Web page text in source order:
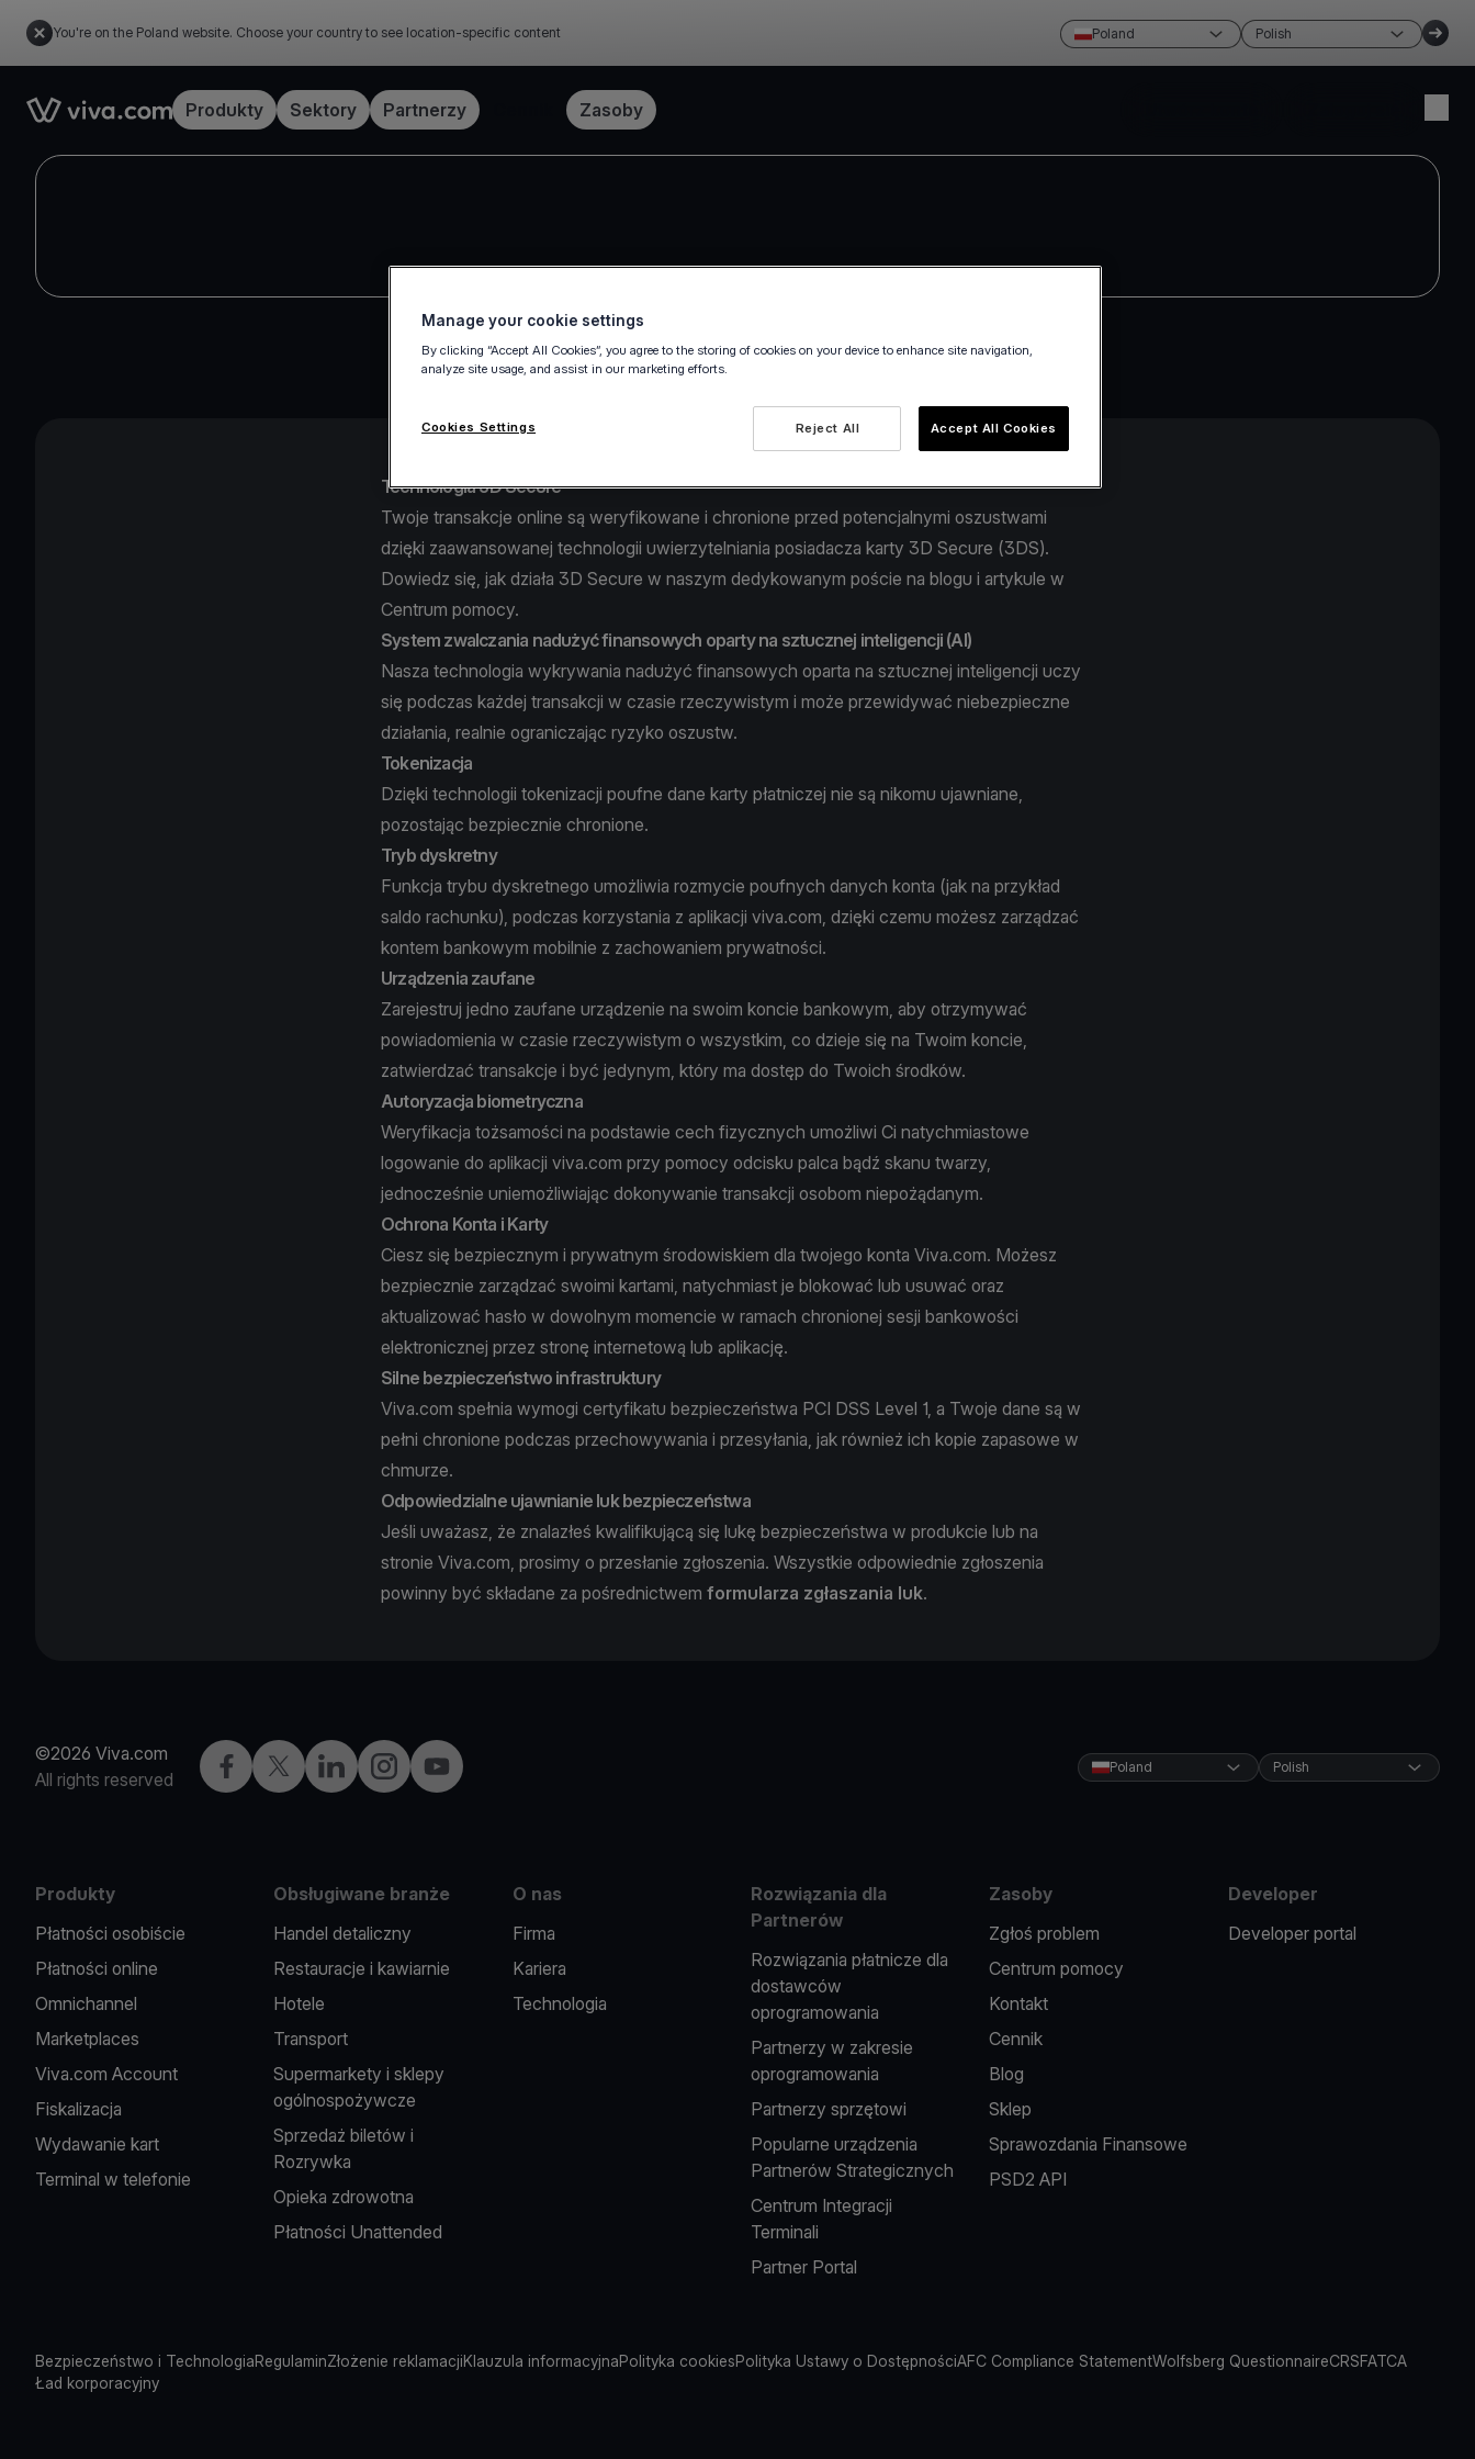
You're on the Poland website. Choose your country to see location-specific content Poland Polish
Link to the homepageProdukty Sektory Partnerzy Zasoby
Technologia 3D Secure
Twoje transakcje online są weryfikowane i chronione przed potencjalnymi oszustwami
dzięki zaawansowanej technologii uwierzytelniania posiadacza karty 3D Secure (3DS).
Dowiedz się, jak działa 3D Secure w naszym dedykowanym poście na blogu i artykule w
Centrum pomocy.
System zwalczania nadużyć finansowych oparty na sztucznej inteligencji (AI)
Nasza technologia wykrywania nadużyć finansowych oparta na sztucznej inteligencji uczy
się podczas każdej transakcji w czasie rzeczywistym i może przewidywać niebezpieczne
działania, realnie ograniczając ryzyko oszustw.
Tokenizacja
Dzięki technologii tokenizacji poufne dane karty płatniczej nie są nikomu ujawniane,
pozostając bezpiecznie chronione.
Tryb dyskretny
Funkcja trybu dyskretnego umożliwia rozmycie poufnych danych konta (jak na przykład
saldo rachunku), podczas korzystania z aplikacji viva.com, dzięki czemu możesz zarządzać
kontem bankowym mobilnie z zachowaniem prywatności.
Urządzenia zaufane
Zarejestruj jedno zaufane urządzenie na swoim koncie bankowym, aby otrzymywać
powiadomienia w czasie rzeczywistym o wszystkim, co dzieje się na Twoim koncie,
zatwierdzać transakcje i być jedynym, który ma dostęp do Twoich środków.
Autoryzacja biometryczna
Weryfikacja tożsamości na podstawie cech fizycznych umożliwi Ci natychmiastowe
logowanie do aplikacji viva.com przy pomocy odcisku palca bądź skanu twarzy,
jednocześnie uniemożliwiając dokonywanie transakcji osobom niepożądanym.
Ochrona Konta i Karty
Ciesz się bezpiecznym i prywatnym środowiskiem dla twojego konta Viva.com. Możesz
bezpiecznie zarządzać swoimi kartami, natychmiast je blokować lub usuwać oraz
aktualizować hasło w dowolnym momencie w ramach chronionej sesji bankowości
elektronicznej przez stronę internetową lub aplikację.
Silne bezpieczeństwo infrastruktury
Viva.com spełnia wymogi certyfikatu bezpieczeństwa PCI DSS Level 1, a Twoje dane są w
pełni chronione podczas przechowywania i przesyłania, jak również ich kopie zapasowe w
chmurze.
Odpowiedzialne ujawnianie luk bezpieczeństwa
Jeśli uważasz, że znalazłeś kwalifikującą się lukę bezpieczeństwa w produkcie lub na
stronie Viva.com, prosimy o przesłanie zgłoszenia. Wszystkie odpowiednie zgłoszenia
powinny być składane za pośrednictwem formularza zgłaszania luk.
©2026 Viva.com
All rights reserved
Facebook
X LinkedInInstagramYouTube Poland Polish
Produkty
Płatności osobiście
Płatności online
Omnichannel
Marketplaces
Viva.com Account
Fiskalizacja
Wydawanie kart
Terminal w telefonie
Obsługiwane branże
Handel detaliczny
Restauracje i kawiarnie
Hotele
Transport
Supermarkety i sklepy
ogólnospożywcze
Sprzedaż biletów i
Rozrywka
Opieka zdrowotna
Płatności Unattended
O nas
Firma
Kariera
Technologia
Rozwiązania dla
Partnerów
Rozwiązania płatnicze dla
dostawców
oprogramowania
Partnerzy w zakresie
oprogramowania
Partnerzy sprzętowi
Popularne urządzenia
Partnerów Strategicznych
Centrum Integracji
Terminali
Partner Portal
Zasoby
Zgłoś problem
Centrum pomocy
Kontakt
Cennik
Blog
Sklep
Sprawozdania Finansowe
PSD2 API
Developer
Developer portal
Bezpieczeństwo i TechnologiaRegulaminZłożenie reklamacjiKlauzula informacyjnaPolityka cookiesPolityka Ustawy o DostępnościAFC Compliance StatementWolfsberg QuestionnaireCRSFATCA
Ład korporacyjny
Manage your cookie settings
By clicking “Accept All Cookies”, you agree to the storing of cookies on your device to enhance site navigation,
analyze site usage, and assist in our marketing efforts.
Reject All Accept All Cookies
Cookies Settings